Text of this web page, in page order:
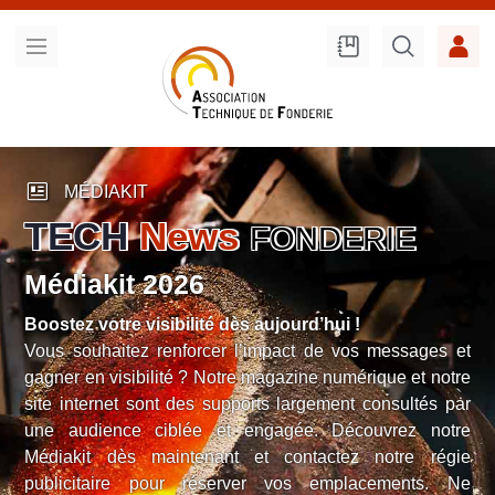
sur le site
TECHNews FONDERIE
Médiakit 2026
newsmode MÉDIAKIT
Boostez votre visibilité dès aujourd’hui !
Vous souhaitez renforcer l’impact de vos messages et
gagner en visibilité ? Notre magazine numérique et notre
site internet sont des supports largement consultés par
une audience ciblée et engagée. Découvrez notre
Médiakit dès maintenant et contactez notre régie
publicitaire pour réserver vos emplacements. Ne